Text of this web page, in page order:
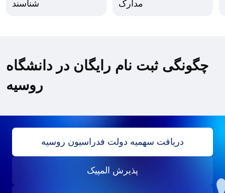
شناسند
مدارک
چگونگی ثبت نام رایگان در دانشگاه
روسیه
دریافت سهمیه دولت فدراسیون روسیه
پذیرش المپیک